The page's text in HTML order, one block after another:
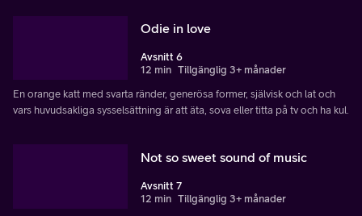
Odie in love
Avsnitt 6
12 min Tillgänglig 3+ månader
En orange katt med svarta ränder, generösa former, självisk och lat och
vars huvudsakliga sysselsättning är att äta, sova eller titta på tv och ha kul.
Not so sweet sound of music
Avsnitt 7
12 min Tillgänglig 3+ månader